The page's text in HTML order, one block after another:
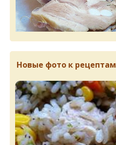
Новые фото к рецептам